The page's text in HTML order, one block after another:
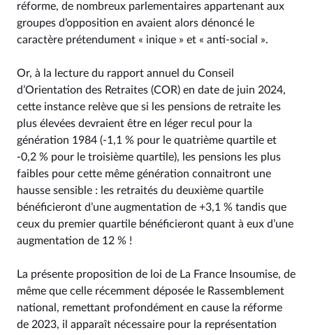
réforme, de nombreux parlementaires appartenant aux
groupes d’opposition en avaient alors dénoncé le
caractère prétendument « inique » et « anti-social ».
Or, à la lecture du rapport annuel du Conseil
d’Orientation des Retraites (COR) en date de juin 2024,
cette instance relève que si les pensions de retraite les
plus élevées devraient être en léger recul pour la
génération 1984 (-1,1 % pour le quatrième quartile et
-0,2 % pour le troisième quartile), les pensions les plus
faibles pour cette même génération connaitront une
hausse sensible : les retraités du deuxième quartile
bénéficieront d’une augmentation de +3,1 % tandis que
ceux du premier quartile bénéficieront quant à eux d’une
augmentation de 12 % !
La présente proposition de loi de La France Insoumise, de
même que celle récemment déposée le Rassemblement
national, remettant profondément en cause la réforme
de 2023, il apparaît nécessaire pour la représentation